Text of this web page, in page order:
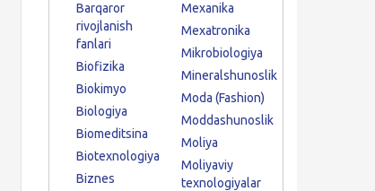
Barqaror
rivojlanish
fanlari
Biofizika
Biokimyo
Biologiya
Biomeditsina
Biotexnologiya
Biznes
Mexanika
Mexatronika
Mikrobiologiya
Mineralshunoslik
Moda (Fashion)
Moddashunoslik
Moliya
Moliyaviy
texnologiyalar